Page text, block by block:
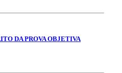
DA PROVA OBJETIVA